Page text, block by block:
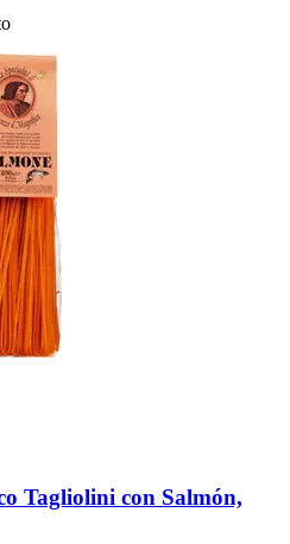
Tagliolini con Salmón,